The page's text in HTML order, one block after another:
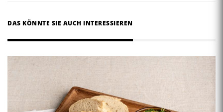
DAS KÖNNTE SIE AUCH INTERESSIEREN